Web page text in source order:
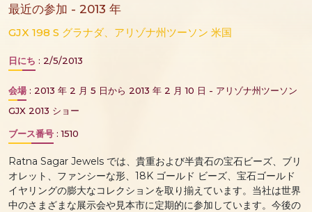
最近の参加 - 2013 年
GJX 198 S グラナダ、アリゾナ州ツーソン 米国
日にち : 2/5/2013
会場 : 2013 年 2 月 5 日から 2013 年 2 月 10 日 - アリゾナ州ツーソン
GJX 2013 ショー
ブース番号 : 1510
Ratna Sagar Jewels では、貴重および半貴石の宝石ビーズ、ブリ
オレット、ファンシーな形、18K ゴールド ビーズ、宝石ゴールド
イヤリングの膨大なコレクションを取り揃えています。当社は世界
中のさまざまな展示会や見本市に定期的に参加しています。今後の